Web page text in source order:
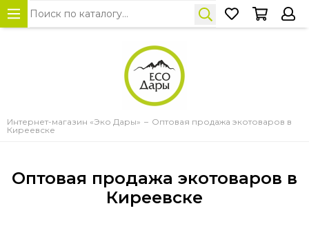
Интернет-магазин «Эко Дары»
Оптовая продажа экотоваров в
Киреевске
Оптовая продажа экотоваров в
Киреевске